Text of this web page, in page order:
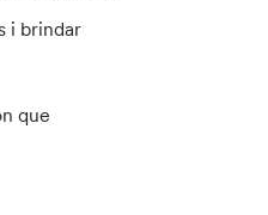
i brindar
que